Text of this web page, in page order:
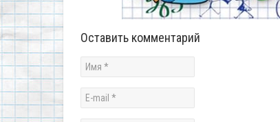
Оставить комментарий